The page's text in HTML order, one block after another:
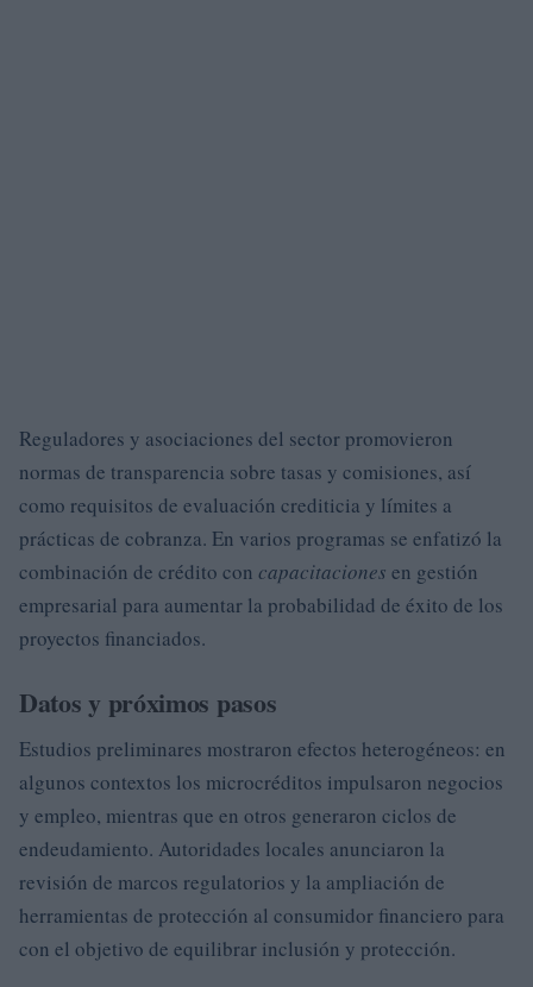
Reguladores y asociaciones del sector promovieron
normas de transparencia sobre tasas y comisiones, así
como requisitos de evaluación crediticia y límites a
prácticas de cobranza. En varios programas se enfatizó la
combinación de crédito con capacitaciones en gestión
empresarial para aumentar la probabilidad de éxito de los
proyectos financiados.
Datos y próximos pasos
Estudios preliminares mostraron efectos heterogéneos: en
algunos contextos los microcréditos impulsaron negocios
y empleo, mientras que en otros generaron ciclos de
endeudamiento. Autoridades locales anunciaron la
revisión de marcos regulatorios y la ampliación de
herramientas de protección al consumidor financiero para
con el objetivo de equilibrar inclusión y protección.